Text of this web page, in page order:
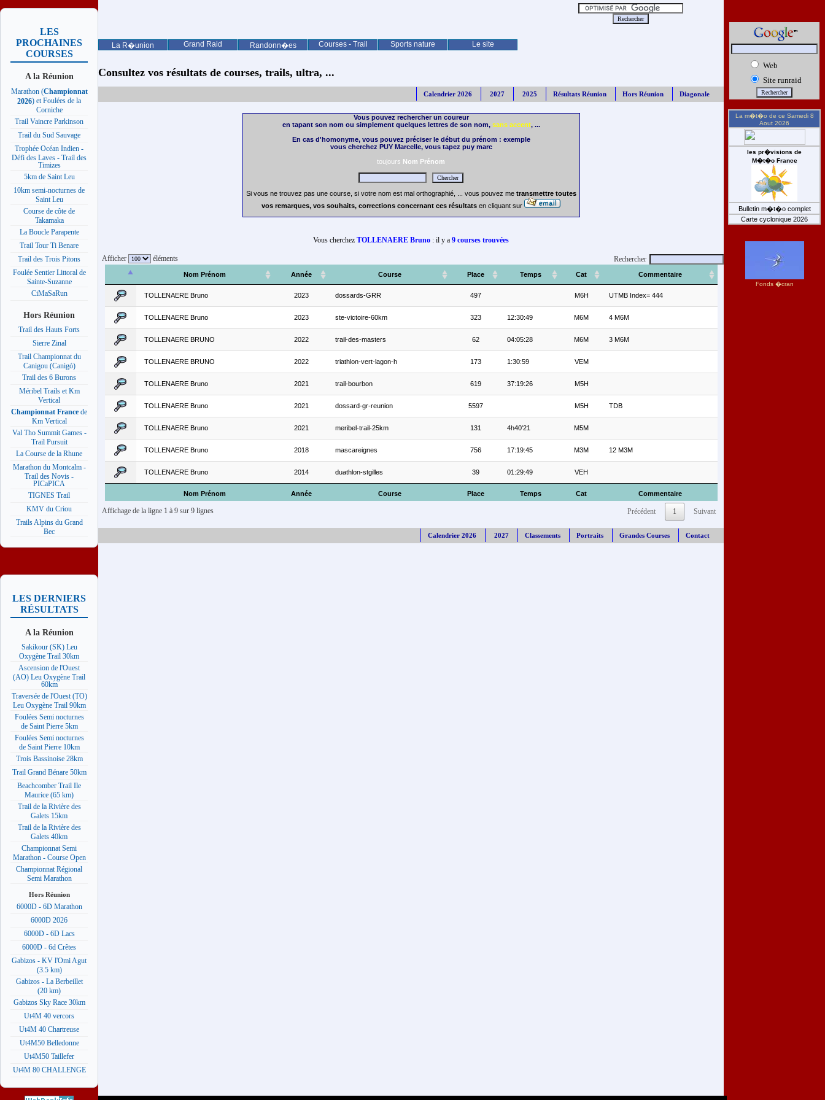
La R�union Grand Raid Randonn�es Courses - Trail Sports nature Le site
LES
PROCHAINES
COURSES
A la Réunion
Marathon (Championnat
2026) et Foulées de la
Corniche
Trail Vaincre Parkinson
Trail du Sud Sauvage
Trophée Océan Indien -
Défi des Laves - Trail des
Timizes
5km de Saint Leu
10km semi-nocturnes de
Saint Leu
Course de côte de
Takamaka
La Boucle Parapente
Trail Tour Ti Benare
Trail des Trois Pitons
Foulée Sentier Littoral de
Sainte-Suzanne
CiMaSaRun
Hors Réunion
Trail des Hauts Forts
Sierre Zinal
Trail Championnat du
Canigou (Canigó)
Trail des 6 Burons
Méribel Trails et Km
Vertical
Championnat France de
Km Vertical
Val Tho Summit Games -
Trail Pursuit
La Course de la Rhune
Marathon du Montcalm -
Trail des Novis -
PICaPICA
TIGNES Trail
KMV du Criou
Trails Alpins du Grand
Bec
LES DERNIERS
RÉSULTATS
A la Réunion
Sakikour (SK) Leu
Oxygène Trail 30km
Ascension de l'Ouest
(AO) Leu Oxygène Trail
60km
Traversée de l'Ouest (TO)
Leu Oxygène Trail 90km
Foulées Semi nocturnes
de Saint Pierre 5km
Foulées Semi nocturnes
de Saint Pierre 10km
Trois Bassinoise 28km
Trail Grand Bénare 50km
Beachcomber Trail Ile
Maurice (65 km)
Trail de la Rivière des
Galets 15km
Trail de la Rivière des
Galets 40km
Championnat Semi
Marathon - Course Open
Championnat Régional
Semi Marathon
Hors Réunion
6000D - 6D Marathon
6000D 2026
6000D - 6D Lacs
6000D - 6d Crêtes
Gabizos - KV l'Omi Agut
(3.5 km)
Gabizos - La Berbeillet
(20 km)
Gabizos Sky Race 30km
Ut4M 40 vercors
Ut4M 40 Chartreuse
Ut4M50 Belledonne
Ut4M50 Taillefer
Ut4M 80 CHALLENGE
Consultez vos résultats de courses, trails, ultra, ...
Calendrier 2026 2027 2025 Résultats Réunion Hors Réunion Diagonale
Vous pouvez rechercher un coureur
en tapant son nom ou simplement quelques lettres de son nom, sans accent, ...
En cas d'homonyme, vous pouvez préciser le début du prénom : exemple
vous cherchez PUY Marcelle, vous tapez puy marc
toujours Nom Prénom
Si vous ne trouvez pas une course, si votre nom est mal orthographié, ... vous pouvez me transmettre toutes
vos remarques, vos souhaits, corrections concernant ces résultats en cliquant sur
Vous cherchez TOLLENAERE Bruno : il y a 9 courses trouvées
Afficher éléments Rechercher
Nom Prénom Année Course Place Temps Cat Commentaire
Nom Prénom Année Course Place Temps Cat Commentaire
TOLLENAERE Bruno 2023 dossards-GRR 497 M6H UTMB Index= 444
TOLLENAERE Bruno 2023 ste-victoire-60km 323 12:30:49 M6M 4 M6M
TOLLENAERE BRUNO 2022 trail-des-masters 62 04:05:28 M6M 3 M6M
TOLLENAERE BRUNO 2022 triathlon-vert-lagon-h 173 1:30:59 VEM
TOLLENAERE Bruno 2021 trail-bourbon 619 37:19:26 M5H
TOLLENAERE Bruno 2021 dossard-gr-reunion 5597 M5H TDB
TOLLENAERE Bruno 2021 meribel-trail-25km 131 4h40'21 M5M
TOLLENAERE Bruno 2018 mascareignes 756 17:19:45 M3M 12 M3M
TOLLENAERE Bruno 2014 duathlon-stgilles 39 01:29:49 VEH
Affichage de la ligne 1 à 9 sur 9 lignes Précédent 1 Suivant
Calendrier 2026 2027 Classements Portraits Grandes Courses Contact
Web
Site runraid
La m�t�o de ce Samedi 8
Aout 2026
les pr�visions de
M�t�o France
Bulletin m�t�o complet
Carte cyclonique 2026
Fonds �cran